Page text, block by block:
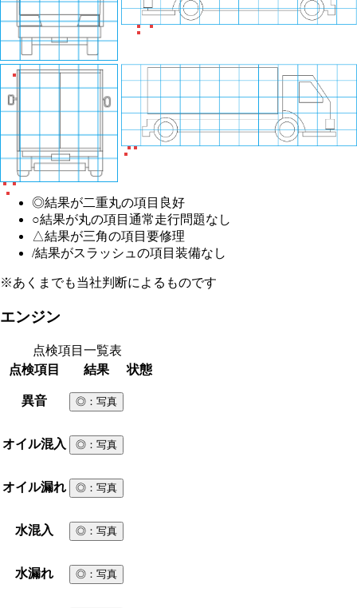
◎結果が二重丸の項目 良好
○結果が丸の項目 通常走行問題なし
△結果が三角の項目 要修理
/結果がスラッシュの項目 装備なし
※あくまでも当社判断によるものです
エンジン
点検項目一覧表
点検項目
結果 状態
異音 ◎ ：写真
オイル混入 ◎ ：写真
オイル漏れ ◎ ：写真
水混入 ◎ ：写真
水漏れ ◎ ：写真